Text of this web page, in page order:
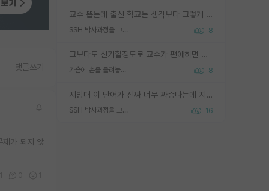
교수 뽑는데 출신 학교는 생각보다 그렇게 안 봄. 앞으로는 더 안 보게 될거임. 박사는 어디서 진행해도 됨. 단, 제대로 쌓고 좋은 실적 만들 수 있다면. 그런데 지방대는 그럴 가능성이 지극히 낮음. 나만 열심히 잘 하면 된다? 인간은 주변 환경에 지배되는 나약한 존재임. 주변의 지방대 대학원생과 섞이고 지방 특유의 여유로움 또는 나쁘게 얘기해서 나태함에 젖어 살다보면 교수의 꿈 자체를 잊어버리게 될 가능성도 있음. 주변 환경이 70~80%임.
SSH 박사과정을 그만두고 지방대 박사로 옮기면 교수의 꿈은 끝일까요? 8
그보다도 신기할정도로 교수가 편애하면 그사람만 논문이 되더라구요 내용이 다른 사람보다 허접해도요
가슴에 손을 올려놓고 싫어하는 사람 불공정하게 리뷰 8
지방대 이 단어가 진짜 너무 짜증나는데 지방대면 다 그냥 쓰레기인가요? 무슨 말 같지도 않은 댓글들이 있는건지??? 지방에도 충분히 좋은 대학 많고 충분히 잘하는 교수님들 많습니다 포항공대 4개 IST 대표 지거국들 여기 모두 다 지방에 있고 여기 출신들 중에 교수하는 분들 적지 않습니다 지거국 출신이 무슨 교수를 하냐?라고 생각할 사람들 많은데 상위 대표 지거국에 아웃라이어들 많습니다 결국 개인의 연구역량과 실적이 중요합니다 이 역량을 펼치는데 있어서 지도교수와의 합도 중요합니다. 그리고 경력이 필요하면 해외포닥까지 다녀오세요
SSH 박사과정을 그만두고 지방대 박사로 옮기면 교수의 꿈은 끝일까요? 16
댓글쓰기
제가 되지 않